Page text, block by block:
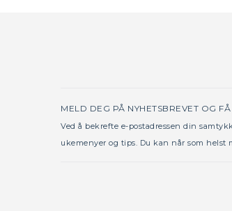
MELD DEG PÅ NYHETSBREVET OG
Ved å bekrefte e-postadressen din
ukemenyer og tips. Du kan når som helst